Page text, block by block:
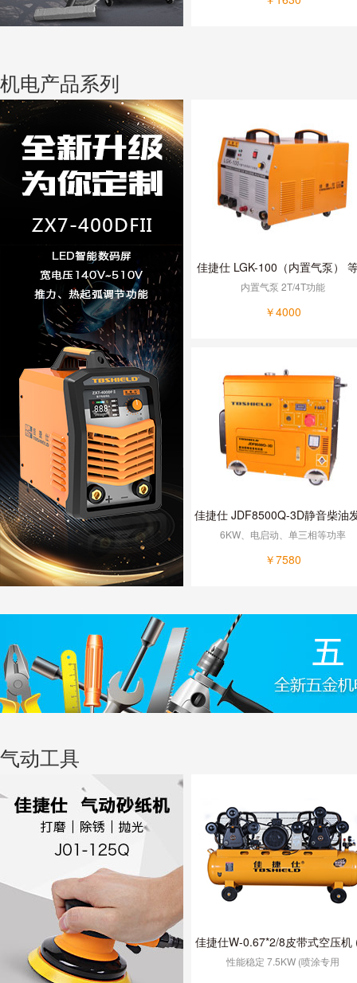
机电产品系列
佳捷仕 LGK-100（内置气泵）
子切割机
内置气泵 2T/4T功能
￥4000
佳捷仕 JDF8500Q-3D静音柴油
机组
6KW、电启动、单三相等功率
￥7580
气动工具
佳捷仕W-0.67*2/8皮带式空压机
涂专用)
性能稳定 7.5KW (喷涂专用